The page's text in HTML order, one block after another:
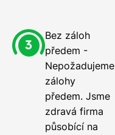
Bez záloh
předem -
Nepožadujeme
zálohy
předem. Jsme
zdravá firma
působící na